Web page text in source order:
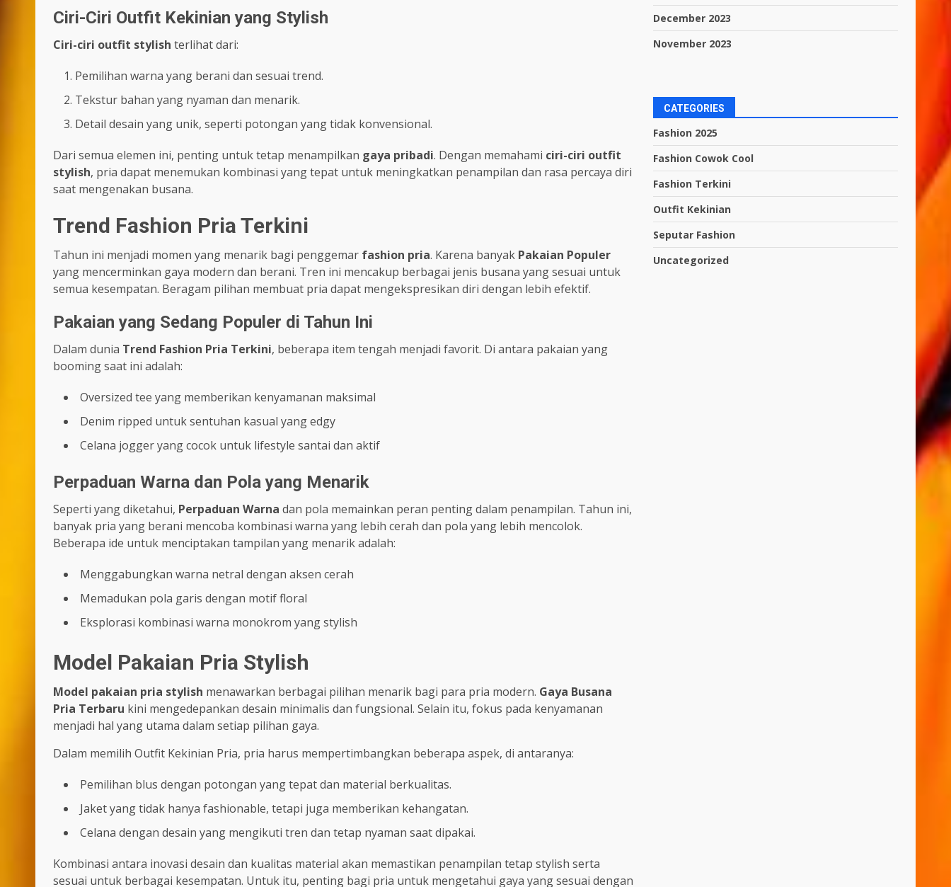
Ciri-Ciri Outfit Kekinian yang Stylish
Ciri-ciri outfit stylish terlihat dari:
Pemilihan warna yang berani dan sesuai trend.
Tekstur bahan yang nyaman dan menarik.
Detail desain yang unik, seperti potongan yang tidak konvensional.
Dari semua elemen ini, penting untuk tetap menampilkan gaya pribadi. Dengan memahami ciri-ciri outfit
stylish, pria dapat menemukan kombinasi yang tepat untuk meningkatkan penampilan dan rasa percaya diri
saat mengenakan busana.
Trend Fashion Pria Terkini
Tahun ini menjadi momen yang menarik bagi penggemar fashion pria. Karena banyak Pakaian Populer
yang mencerminkan gaya modern dan berani. Tren ini mencakup berbagai jenis busana yang sesuai untuk
semua kesempatan. Beragam pilihan membuat pria dapat mengekspresikan diri dengan lebih efektif.
Pakaian yang Sedang Populer di Tahun Ini
Dalam dunia Trend Fashion Pria Terkini, beberapa item tengah menjadi favorit. Di antara pakaian yang
booming saat ini adalah:
Oversized tee yang memberikan kenyamanan maksimal
Denim ripped untuk sentuhan kasual yang edgy
Celana jogger yang cocok untuk lifestyle santai dan aktif
Perpaduan Warna dan Pola yang Menarik
Seperti yang diketahui, Perpaduan Warna dan pola memainkan peran penting dalam penampilan. Tahun ini,
banyak pria yang berani mencoba kombinasi warna yang lebih cerah dan pola yang lebih mencolok.
Beberapa ide untuk menciptakan tampilan yang menarik adalah:
Menggabungkan warna netral dengan aksen cerah
Memadukan pola garis dengan motif floral
Eksplorasi kombinasi warna monokrom yang stylish
Model Pakaian Pria Stylish
Model pakaian pria stylish menawarkan berbagai pilihan menarik bagi para pria modern. Gaya Busana
Pria Terbaru kini mengedepankan desain minimalis dan fungsional. Selain itu, fokus pada kenyamanan
menjadi hal yang utama dalam setiap pilihan gaya.
Dalam memilih Outfit Kekinian Pria, pria harus mempertimbangkan beberapa aspek, di antaranya:
Pemilihan blus dengan potongan yang tepat dan material berkualitas.
Jaket yang tidak hanya fashionable, tetapi juga memberikan kehangatan.
Celana dengan desain yang mengikuti tren dan tetap nyaman saat dipakai.
Kombinasi antara inovasi desain dan kualitas material akan memastikan penampilan tetap stylish serta
sesuai untuk berbagai kesempatan. Untuk itu, penting bagi pria untuk mengetahui gaya yang sesuai dengan
December 2023
November 2023
CATEGORIES
Fashion 2025
Fashion Cowok Cool
Fashion Terkini
Outfit Kekinian
Seputar Fashion
Uncategorized